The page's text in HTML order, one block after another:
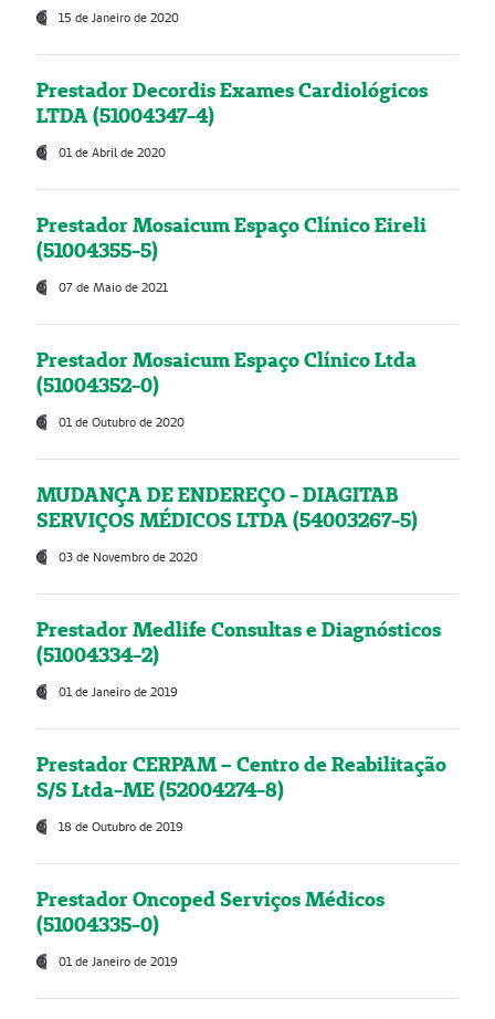
15 de Janeiro de 2020
Prestador Decordis Exames Cardiológicos
LTDA (51004347-4)
01 de Abril de 2020
Prestador Mosaicum Espaço Clínico Eireli
(51004355-5)
07 de Maio de 2021
Prestador Mosaicum Espaço Clínico Ltda
(51004352-0)
01 de Outubro de 2020
MUDANÇA DE ENDEREÇO - DIAGITAB
SERVIÇOS MÉDICOS LTDA (54003267-5)
03 de Novembro de 2020
Prestador Medlife Consultas e Diagnósticos
(51004334-2)
01 de Janeiro de 2019
Prestador CERPAM – Centro de Reabilitação
S/S Ltda-ME (52004274-8)
18 de Outubro de 2019
Prestador Oncoped Serviços Médicos
(51004335-0)
01 de Janeiro de 2019